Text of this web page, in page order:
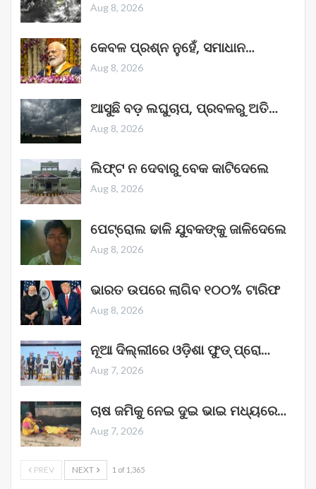
Aug 8, 2026
କେବଳ ପ୍ରଶ୍ନ ନୁହେଁ, ସମାଧାନ…
Aug 8, 2026
ଆସୁଛି ବଡ଼ ଲଘୁଚାପ, ପ୍ରବଳରୁ ଅତି…
Aug 8, 2026
ଲିଫ୍ଟ ନ ଦେବାରୁ ବେକ କାଟିଦେଲେ
Aug 8, 2026
ପେଟ୍ରୋଲ ଢାଳି ଯୁବକଙ୍କୁ ଜାଳିଦେଲେ
Aug 8, 2026
ଭାରତ ଉପରେ ଲାଗିବ ୧୦୦% ଟାରିଫ
Aug 8, 2026
ନୂଆ ଦିଲ୍ଲୀରେ ଓଡ଼ିଶା ଫୁଡ୍ ପ୍ରୋ…
Aug 7, 2026
ଚାଷ ଜମିକୁ ନେଇ ଦୁଇ ଭାଇ ମଧ୍ୟରେ…
Aug 7, 2026
PREV NEXT 1 of 1,365